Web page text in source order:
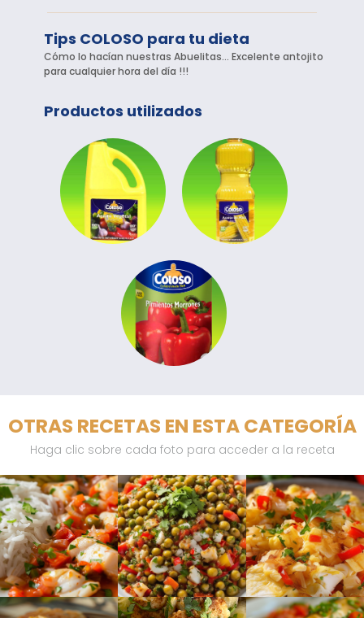
Tips COLOSO para tu dieta
Cómo lo hacían nuestras Abuelitas… Excelente antojito
para cualquier hora del día !!!
Productos utilizados
OTRAS RECETAS EN ESTA CATEGORÍA
Haga clic sobre cada foto para acceder a la receta